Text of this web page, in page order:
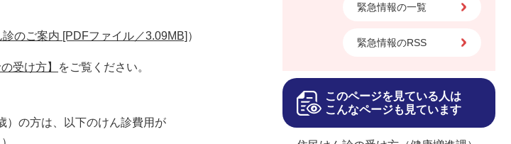
のご案内 [PDFファイル／3.09MB] ）
受け方】 をご覧ください。
）の方は、以下のけん診費用が
緊急情報の一覧
緊急情報のRSS
このページを見ている人は
こんなページも見ています